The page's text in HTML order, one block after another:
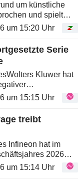
um künstliche
und spielt
Konzern klar
der Lieferkette für
um 15:20 Uhr
Serie
Kluwer hat
Print-
vorgelegt, was
Einführung der...
um 15:15 Uhr
treibt
Infineon hat im
2026
Der Umsatz
4 Mrd. EUR erstmals
um 15:14 Uhr